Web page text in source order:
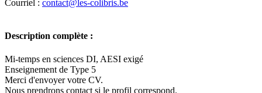
Courriel : contact@les-colibris.be
Description complète :
Mi-temps en sciences DI, AESI exigé
Enseignement de Type 5
Merci d'envoyer votre CV.
Nous prendrons contact si le profil correspond.
Leaflet|Map data ©OpenStreetMap